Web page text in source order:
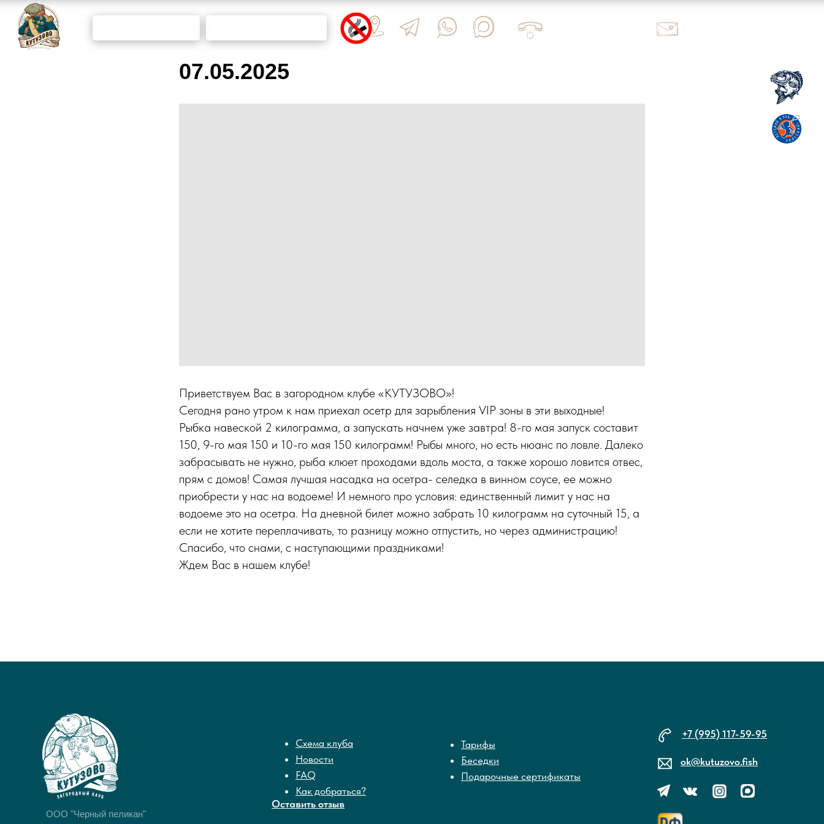
ПРОГНОЗ
КОЛИЧЕСТВО
07.05.2025
Приветствуем Вас в загородном клубе «КУТУЗОВО»!
Сегодня рано утром к нам приехал осетр для зарыбления VIP зоны в эти выходные!
Рыбка навеской 2 килограмма, а запускать начнем уже завтра! 8-го мая запуск составит
150, 9-го мая 150 и 10-го мая 150 килограмм! Рыбы много, но есть нюанс по ловле. Далеко
забрасывать не нужно, рыба клюет проходами вдоль моста, а также хорошо ловится отвес,
прям с домов! Самая лучшая насадка на осетра- селедка в винном соусе, ее можно
приобрести у нас на водоеме! И немного про условия: единственный лимит у нас на
водоеме это на осетра. На дневной билет можно забрать 10 килограмм на суточный 15, а
если не хотите переплачивать, то разницу можно отпустить, но через администрацию!
Спасибо, что снами, с наступающими праздниками!
Ждем Вас в нашем клубе!
Схема клуба
Новости
FAQ
Как добраться?
Тарифы
Беседки
ok@kutuzovo.fish
Оставить отзыв
+7 (995) 117-59-95
OOO "Черный пеликан"
Подарочные сертификаты